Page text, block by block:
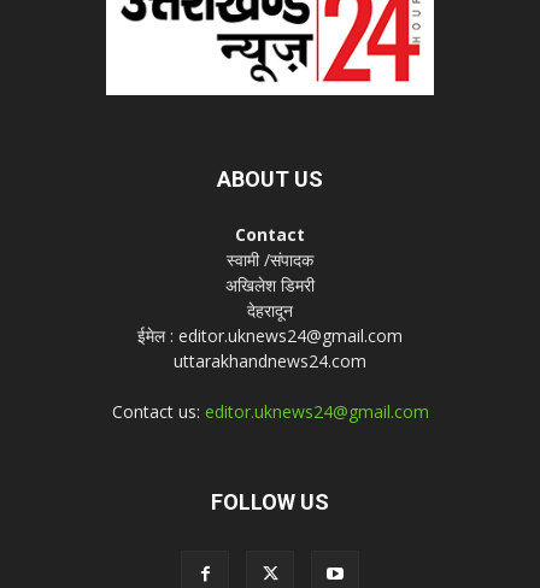
ABOUT US
Contact
स्वामी /संपादक
अखिलेश डिमरी
देहरादून
ईमेल : editor.uknews24@gmail.com
uttarakhandnews24.com
Contact us: editor.uknews24@gmail.com
FOLLOW US